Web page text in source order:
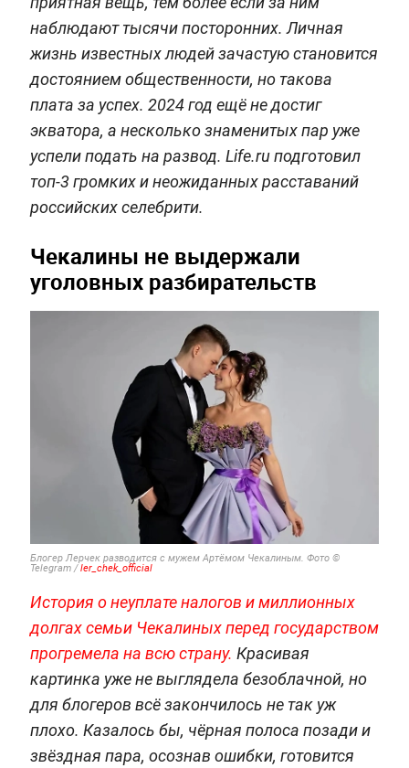
наблюдают тысячи посторонних. Личная
жизнь известных людей зачастую становится
достоянием общественности, но такова
плата за успех. 2024 год ещё не достиг
экватора, а несколько знаменитых пар уже
успели подать на развод. Life.ru подготовил
топ-3 громких и неожиданных расставаний
российских селебрити.
Чекалины не выдержали
уголовных разбирательств
Блогер Лерчек разводится с мужем Артёмом Чекалиным. Фото ©
Telegram /ler_chek_official
История о неуплате налогов и миллионных
долгах семьи Чекалиных перед государством
прогремела на всю страну. Красивая
картинка уже не выглядела безоблачной, но
для блогеров всё закончилось не так уж
плохо. Казалось бы, чёрная полоса позади и
звёздная пара, осознав ошибки, готовится